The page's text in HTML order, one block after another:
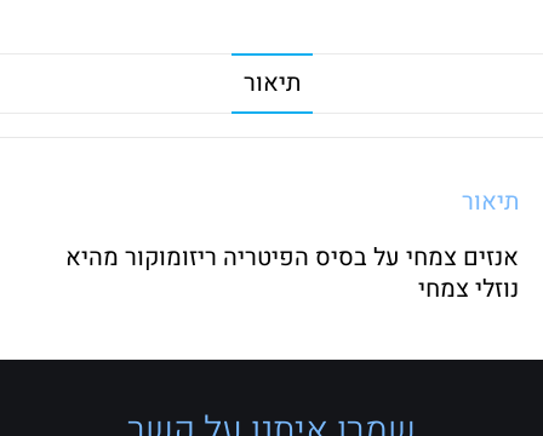
תיאור
תיאור
אנזים צמחי על בסיס הפיטריה ריזומוקור מהיא
נוזלי צמחי